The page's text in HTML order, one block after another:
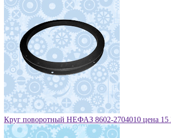
Круг поворотный НЕФАЗ 8602-2704010 цена 15